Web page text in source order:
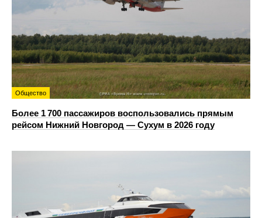
Общество
Более 1 700 пассажиров воспользовались прямым
рейсом Нижний Новгород — Сухум в 2026 году